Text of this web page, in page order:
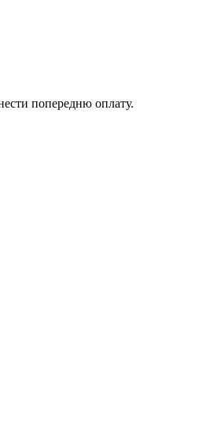
попередню оплату.